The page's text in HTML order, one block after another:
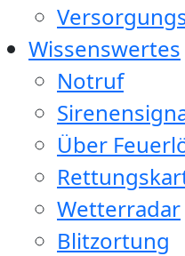
Wissenswertes
Notruf
Über
Wetterradar
Blitzortung